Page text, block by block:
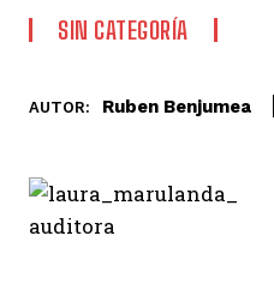
SIN CATEGORÍA
AUTOR: Ruben Benjumea